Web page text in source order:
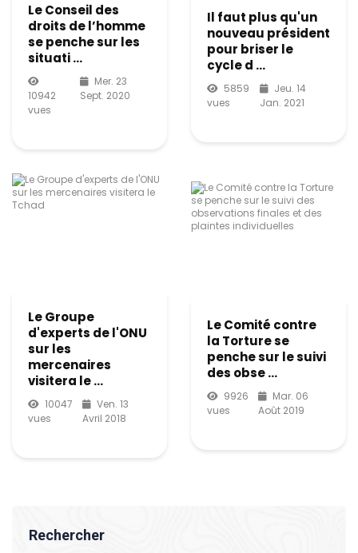
Le Conseil des
droits de l’homme
se penche sur les
situati ...
10942
vues
Mer. 23
Sept. 2020
Il faut plus qu'un
nouveau président
pour briser le
cycle d ...
5859
vues
Jeu. 14
Jan. 2021
Le Groupe
d'experts de l'ONU
sur les
mercenaires
visitera le ...
10047
vues
Ven. 13
Avril 2018
Le Comité contre
la Torture se
penche sur le suivi
des obse ...
9926
vues
Mar. 06
Août 2019
Rechercher